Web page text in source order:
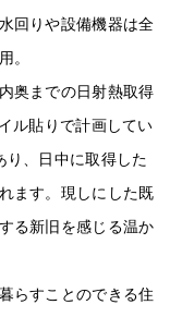
回りや設備機器は全
。
奥までの日射熱取得
ル貼りで計画してい
り、日中に取得した
ます。現しにした既
る新旧を感じる温か
らすことのできる住